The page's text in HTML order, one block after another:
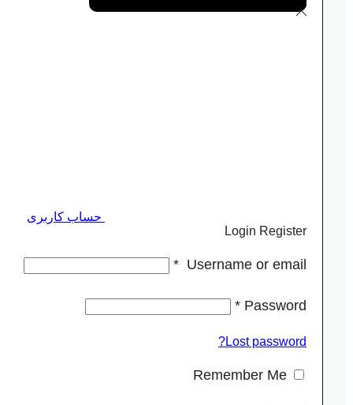
حساب کاربری
Login Register
Username or email
*
Password
*
Lost password?
Remember Me